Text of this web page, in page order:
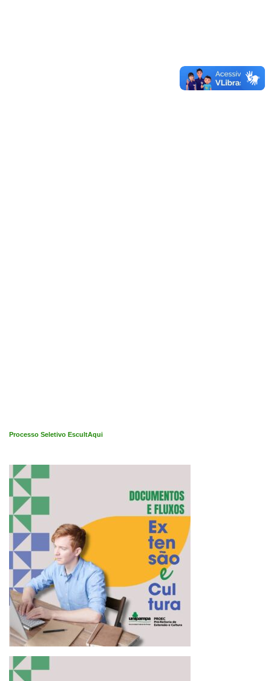
Processo Seletivo EscultAqui